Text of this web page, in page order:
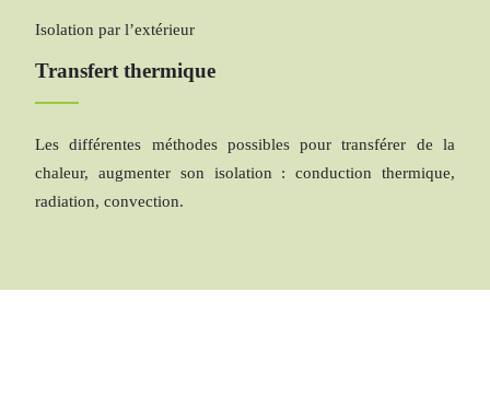
Isolation par l’extérieur
Transfert thermique
Les différentes méthodes possibles pour transférer de la
chaleur, augmenter son isolation : conduction thermique,
radiation, convection.